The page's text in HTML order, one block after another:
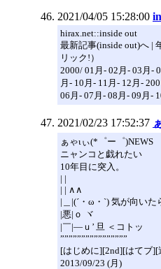
2021/04/05 15:28:00
hirax.net::inside out
最新記事(inside out)へ |
リック!）
2000/ 01月- 02月- 03月-
月- 10月- 11月- 12月-
06月- 07月- 08月- 09月-
2021/02/23 17:52:37
ぁゃιぃ(*゜ー゜)NEWS
ニャンコと戯れたい
10年目に突入。
| |
| | ∧∧
|＿|(´・ω・`) 気が向いた
|悪|ｏ ヾ
|￣|―ｕ’ 旦 ＜コトッ
””””””””””””””””
[はじめに][2nd][はてブ][
2013/09/23 (月)